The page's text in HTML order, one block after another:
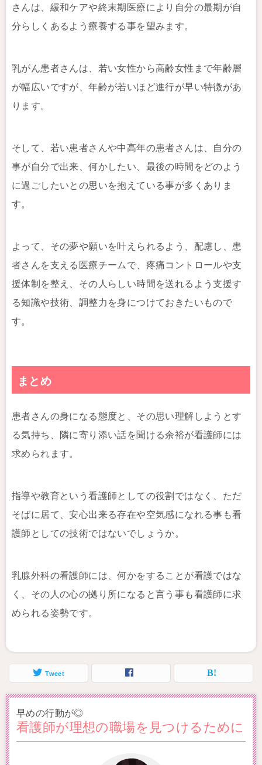
さんは、緩和ケアや終末期医療により自分の最期が自
分らしくあるよう療養する事を望みます。
乳がん患者さんは、若い女性から高齢女性まで年齢層
が幅広いですが、年齢が若いほど進行が早い特徴があ
ります。
そして、若い患者さんや中高年の患者さんは、自分の
事が自分で出来、何かしたい、最後の時間をどのよう
に過ごしたいとの思いを抱えている事が多くありま
す。
よって、その夢や願いを叶えられるよう、配慮し、患
者さんを支える医療チームで、疼痛コントロールや支
援体制を整え、その人らしい時間を送れるよう支援す
る知識や技術、調整力を身につけておきたいもので
す。
まとめ
患者さんの身になる態度と、その思い理解しようとす
る気持ち、隣に寄り添い話を聞ける余裕が看護師には
求められます。
指導や教育という看護師としての役割ではなく、ただ
そばに居て、安心出来る存在や空気感になれる事も看
護師としての技術ではないでしょうか。
乳腺外科の看護師には、何かをすることが看護ではな
く、その人の心の拠り所になると言う事も看護師に求
められる姿勢です。
Tweet
早めの行動が◎
看護師が理想の職場を見つけるために